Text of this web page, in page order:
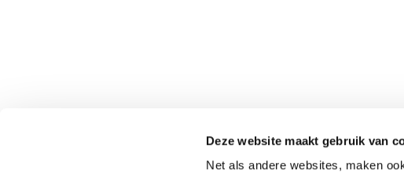
Deze website maakt gebruik van
Net als andere websites, maken